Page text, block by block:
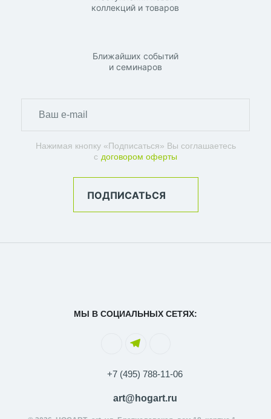
коллекций и товаров
Ближайших событий
и семинаров
Нажимая кнопку «Подписаться» Вы соглашаетесь
с договором оферты
ПОДПИСАТЬСЯ
МЫ В СОЦИАЛЬНЫХ СЕТЯХ:
+7 (495) 788-11-06
art@hogart.ru